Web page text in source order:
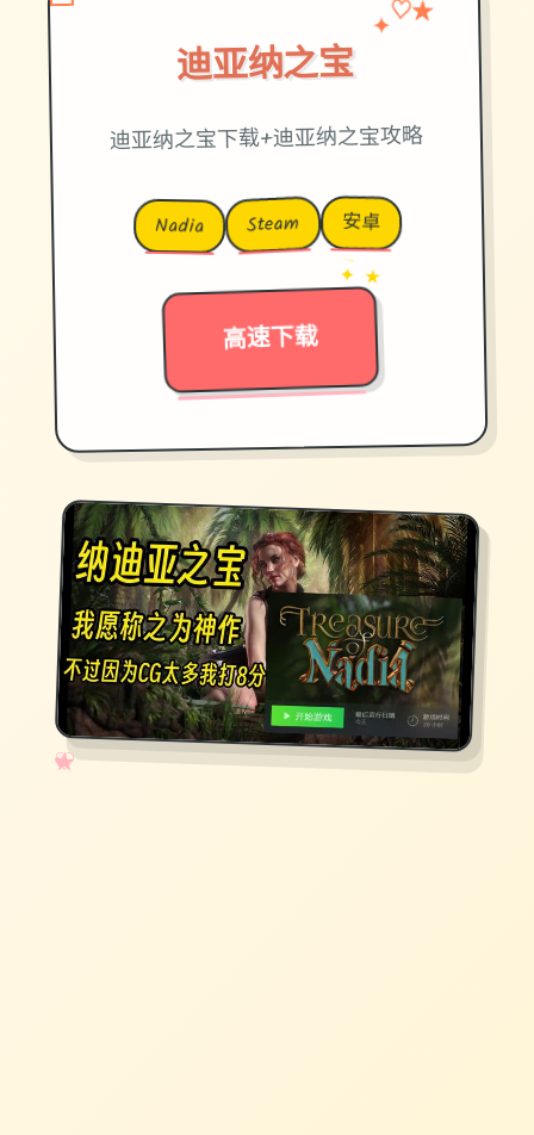
迪亚纳之宝
✦♡★
迪亚纳之宝下载+迪亚纳之宝攻略
Nadia Steam 安卓
高速下载
→
✦ ★
✧
♡
★
♥